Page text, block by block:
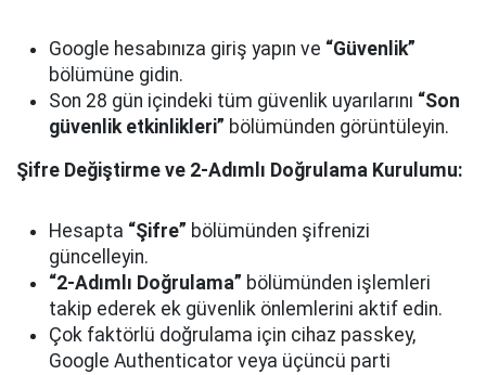
Google hesabınıza giriş yapın ve “Güvenlik”
bölümüne gidin.
Son 28 gün içindeki tüm güvenlik uyarılarını “Son
güvenlik etkinlikleri” bölümünden görüntüleyin.
Şifre Değiştirme ve 2-Adımlı Doğrulama Kurulumu:
Hesapta “Şifre” bölümünden şifrenizi
güncelleyin.
“2-Adımlı Doğrulama” bölümünden işlemleri
takip ederek ek güvenlik önlemlerini aktif edin.
Çok faktörlü doğrulama için cihaz passkey,
Google Authenticator veya üçüncü parti